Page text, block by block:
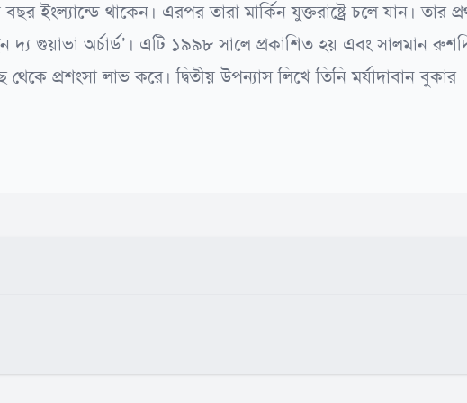
ইংল্যান্ডে থাকেন। এরপর তারা মার্কিন যুক্তরাষ্ট্রে চলে যান। তার
দ্য গুয়াভা অর্চার্ড’। এটি ১৯৯৮ সালে প্রকাশিত হয় এবং সালমান
প্রশংসা লাভ করে। দ্বিতীয় উপন্যাস লিখে তিনি মর্যাদাবান বুকার